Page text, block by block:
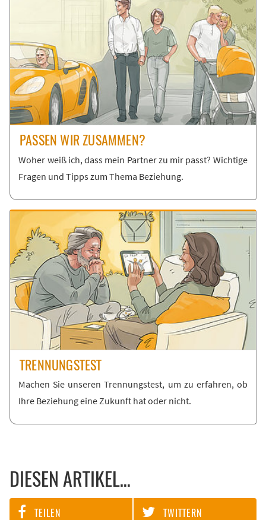
PAS­SEN WIR ZU­SAM­MEN?
Wo­her weiß ich, dass mein Part­ner zu mir passt? Wich­ti­ge
Fra­gen und Tipps zum The­ma Be­zie­hung.
TREN­NUNGS­TEST
Ma­chen Sie un­se­ren Tren­nungs­test, um zu er­fah­ren, ob
Ih­re Be­zie­hung ei­ne Zu­kunft hat oder nicht.
DIESEN ARTIKEL…
TEILEN TWITTERN